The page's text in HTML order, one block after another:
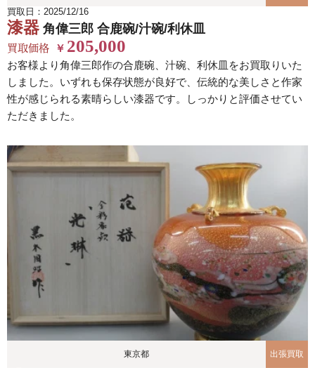
買取日：2025/12/16
漆器 角偉三郎 合鹿碗/汁碗/利休皿
買取価格 ￥ 205,000
お客様より角偉三郎作の合鹿碗、汁碗、利休皿をお買取りいた
しました。いずれも保存状態が良好で、伝統的な美しさと作家
性が感じられる素晴らしい漆器です。しっかりと評価させてい
ただきました。
東京都 出張買取